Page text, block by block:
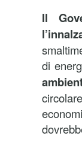
Il
di